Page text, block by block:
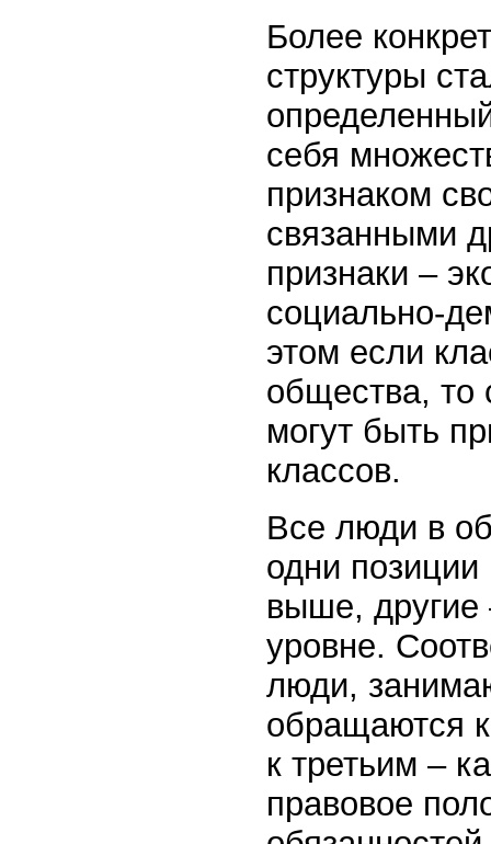
Более
структуры
себя
признаком
связанными
признаки –
социально-
этом если
общества, то
могут быть
классов.
Все люди в
одни
выше, другие
уровне.
люди,
обращаются
к третьим –
правовое